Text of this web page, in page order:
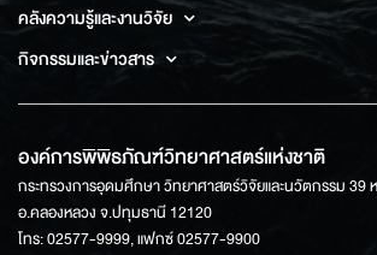
คลังความรู้และงานวิจัย
กิจกรรมและข่าวสาร
องค์การพิพิธภัณฑ์วิทยาศาสตร์แห่งชาติ
กระทรวงการอุดมศึกษา วิทยาศาสตร์วิจัยและนวัตกรรม 39
อ.คลองหลวง จ.ปทุมธานี 12120
โทร: 02577-9999, แฟกซ์ 02577-9900